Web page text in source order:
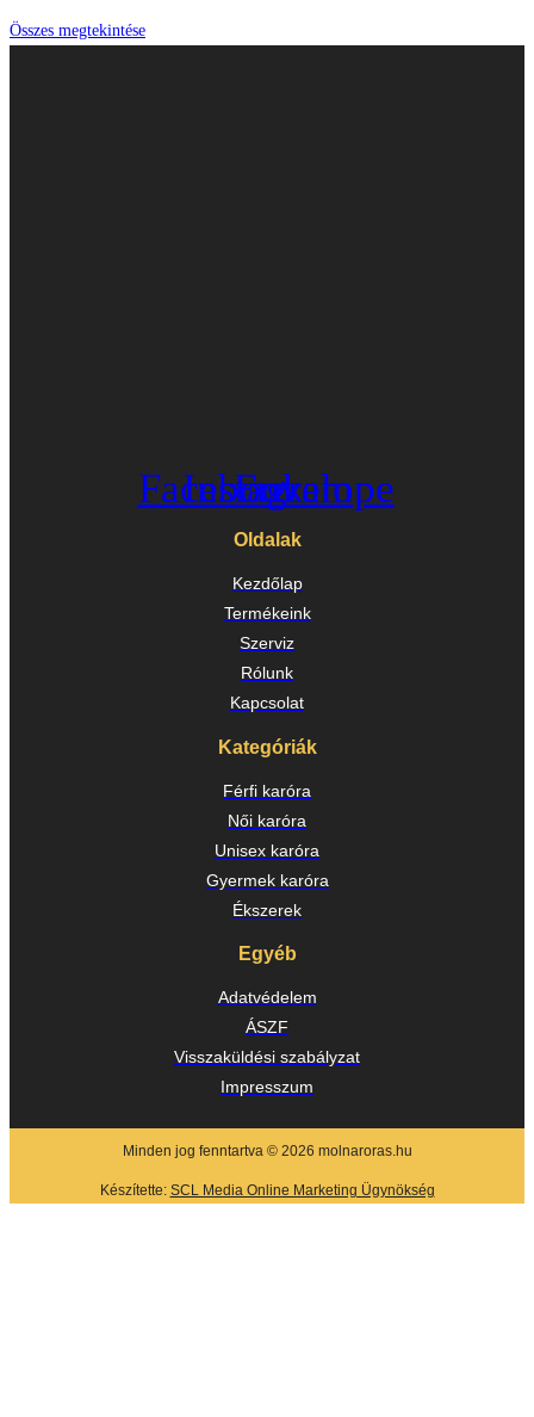
Összes megtekintése
Facebook
Instagram
Envelope
Oldalak
Kezdőlap
Termékeink
Szerviz
Rólunk
Kapcsolat
Kategóriák
Férfi karóra
Női karóra
Unisex karóra
Gyermek karóra
Ékszerek
Egyéb
Adatvédelem
ÁSZF
Visszaküldési szabályzat
Impresszum
Minden jog fenntartva © 2026 molnaroras.hu
Készítette: SCL Media Online Marketing Ügynökség